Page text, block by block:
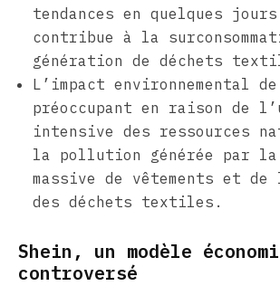
tendances en quelques
contribue à la
génération de déchets
L’impact environnemental
préoccupant en raison de
intensive des ressources
la pollution générée par la
massive de vêtements et
des déchets textiles.
Shein, un modèle
controversé